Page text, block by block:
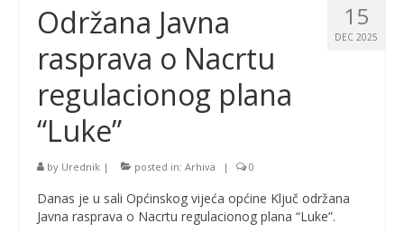
15
DEC 2025
Održana Javna
rasprava o Nacrtu
regulacionog plana
“Luke”
by Urednik | posted in: Arhiva | 0
Danas je u sali Općinskog vijeća općine Ključ održana
Javna rasprava o Nacrtu regulacionog plana “Luke”.